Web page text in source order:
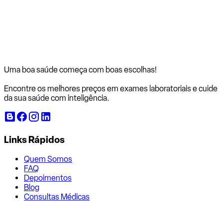
Uma boa saúde começa com boas escolhas!
Encontre os melhores preços em exames laboratoriais e cuide
da sua saúde com inteligência.
Links Rápidos
Quem Somos
FAQ
Depoimentos
Blog
Consultas Médicas